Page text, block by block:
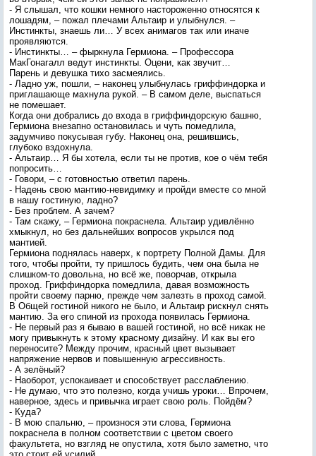
- Я слышал, что кошки немного настороженно относятся к
лошадям, – пожал плечами Альтаир и улыбнулся. –
Инстинкты, знаешь ли… У всех анимагов так или иначе
проявляются.
- Инстинкты… – фыркнула Гермиона. – Профессора
МакГонагалл ведут инстинкты. Оцени, как звучит…
Парень и девушка тихо засмеялись.
- Ладно уж, пошли, – наконец улыбнулась гриффиндорка и
приглашающе махнула рукой. – В самом деле, выспаться
не помешает.
Когда они добрались до входа в гриффиндорскую башню,
Гермиона внезапно остановилась и чуть помедлила,
задумчиво покусывая губу. Наконец она, решившись,
глубоко вздохнула.
- Альтаир… Я бы хотела, если ты не против, кое о чём тебя
попросить…
- Говори, – с готовностью ответил парень.
- Надень свою мантию-невидимку и пройди вместе со мной
в нашу гостиную, ладно?
- Без проблем. А зачем?
- Там скажу, – Гермиона покраснела. Альтаир удивлённо
хмыкнул, но без дальнейших вопросов укрылся под
мантией.
Гермиона поднялась наверх, к портрету Полной Дамы. Для
того, чтобы пройти, ту пришлось будить, чем она была не
слишком-то довольна, но всё же, поворчав, открыла
проход. Гриффиндорка помедлила, давая возможность
пройти своему парню, прежде чем залезть в проход самой.
В Общей гостиной никого не было, и Альтаир рискнул снять
мантию. За его спиной из прохода появилась Гермиона.
- Не первый раз я бываю в вашей гостиной, но всё никак не
могу привыкнуть к этому красному дизайну. И как вы его
переносите? Между прочим, красный цвет вызывает
напряжение нервов и повышенную агрессивность.
- А зелёный?
- Наоборот, успокаивает и способствует расслаблению.
- Не думаю, что это полезно, когда учишь уроки… Впрочем,
наверное, здесь и привычка играет свою роль. Пойдём?
- Куда?
- В мою спальню, – произнося эти слова, Гермиона
покраснела в полном соответствии с цветом своего
факультета, но взгляд не опустила, хотя было заметно, что